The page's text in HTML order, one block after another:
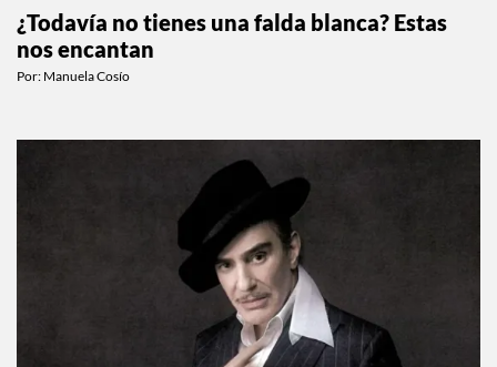
¿Todavía no tienes una falda blanca? Estas
nos encantan
Por: Manuela Cosío